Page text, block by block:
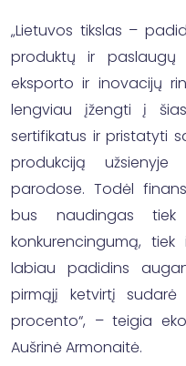
„Lietuvos tikslas –
produktų ir paslaugų
eksporto ir inovacijų
lengviau įžengti į
sertifikatus ir pristatyti
produkciją užsienyje
parodose. Todėl
bus naudingas
konkurencingumą,
labiau padidins
pirmąjį ketvirtį
procento“, – teigia
Aušrinė Armonaitė.